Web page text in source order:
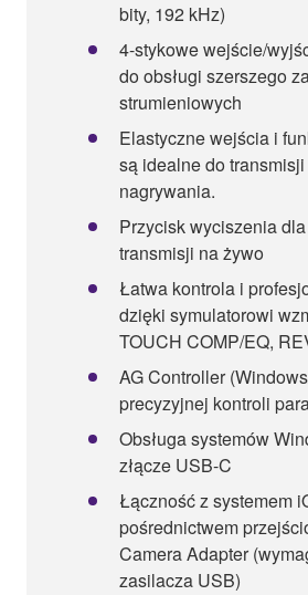
bity, 192 kHz)
4-stykowe wejście/
do obsługi szerszego
strumieniowych
Elastyczne wejścia i
są idealne do
nagrywania.
Przycisk wyciszenia
transmisji na żywo
Łatwa kontrola i
dzięki symulatorowi
TOUCH COMP/EQ,
AG Controller
precyzyjnej kontroli
Obsługa systemów
złącze USB-C
Łączność z systemem
pośrednictwem
Camera Adapter
zasilacza USB)